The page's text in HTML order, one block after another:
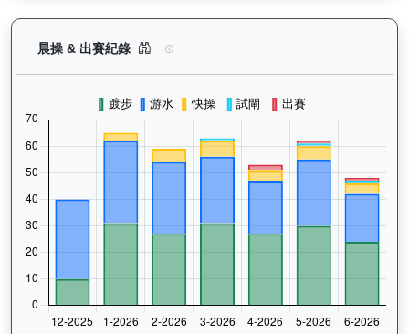
晨操 & 出賽紀錄 閃耀威龍（G427）— 晨操及出賽紀錄圖